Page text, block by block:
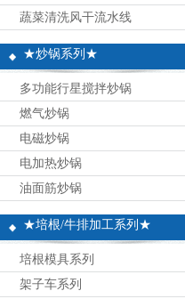
蔬菜清洗风干流水线
★炒锅系列★
多功能行星搅拌炒锅
燃气炒锅
电磁炒锅
电加热炒锅
油面筋炒锅
★培根/牛排加工系列★
培根模具系列
架子车系列